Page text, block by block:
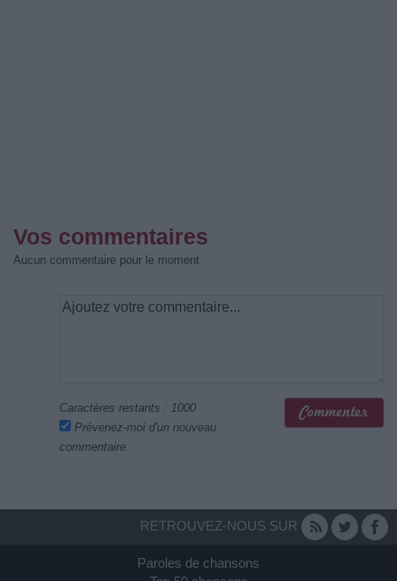
Vos commentaires
Aucun commentaire pour le moment
Caractères restants : 1000
Prévenez-moi d'un nouveau
commentaire
RETROUVEZ-NOUS SUR
Paroles de chansons